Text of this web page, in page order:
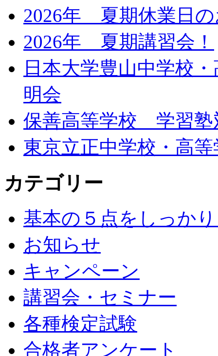
2026年 夏期休業日
2026年 夏期講習会！
日本大学豊山中学校
明会
保善高等学校 学習塾
東京立正中学校・高
カテゴリー
基本の５点をしっか
お知らせ
キャンペーン
講習会・セミナー
各種検定試験
合格者アンケート